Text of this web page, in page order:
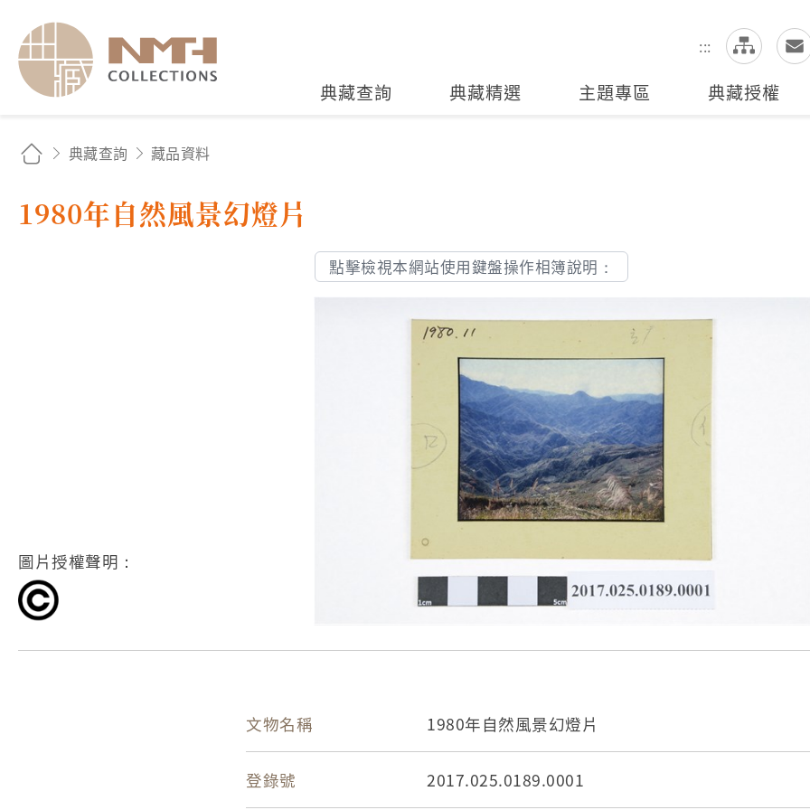
:::
全站搜尋
典藏查詢 典藏精選 主題專區 典藏授權
典藏查詢 藏品資料
1980年自然風景幻燈片
點擊檢視本網站使用鍵盤操作相簿說明：
圖片授權聲明：
文物名稱 1980年自然風景幻燈片
登錄號 2017.025.0189.0001